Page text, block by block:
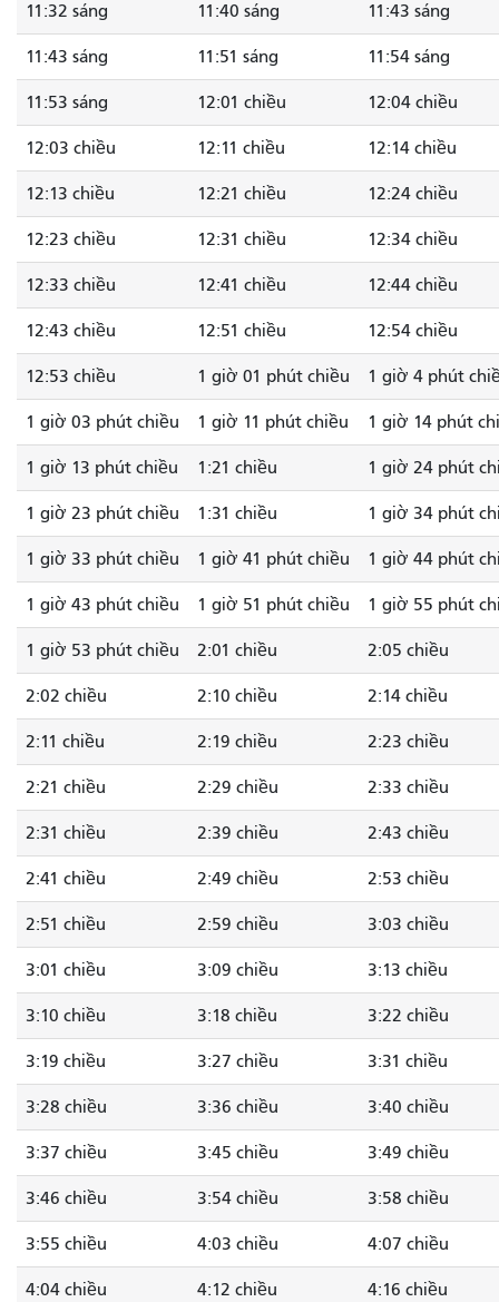
11:32 sáng 11:40 sáng 11:43 sáng
11:43 sáng 11:51 sáng 11:54 sáng
11:53 sáng 12:01 chiều 12:04 chiều
12:03 chiều 12:11 chiều 12:14 chiều
12:13 chiều 12:21 chiều 12:24 chiều
12:23 chiều 12:31 chiều 12:34 chiều
12:33 chiều 12:41 chiều 12:44 chiều
12:43 chiều 12:51 chiều 12:54 chiều
12:53 chiều 1 giờ 01 phút chiều 1 giờ 4 phút
1 giờ 03 phút chiều 1 giờ 11 phút chiều 1 giờ 14 phút
1 giờ 13 phút chiều 1:21 chiều 1 giờ 24 phút
1 giờ 23 phút chiều 1:31 chiều 1 giờ 34 phút
1 giờ 33 phút chiều 1 giờ 41 phút chiều 1 giờ 44 phút
1 giờ 43 phút chiều 1 giờ 51 phút chiều 1 giờ 55 phút
1 giờ 53 phút chiều 2:01 chiều 2:05 chiều
2:02 chiều 2:10 chiều 2:14 chiều
2:11 chiều 2:19 chiều 2:23 chiều
2:21 chiều 2:29 chiều 2:33 chiều
2:31 chiều 2:39 chiều 2:43 chiều
2:41 chiều 2:49 chiều 2:53 chiều
2:51 chiều 2:59 chiều 3:03 chiều
3:01 chiều 3:09 chiều 3:13 chiều
3:10 chiều 3:18 chiều 3:22 chiều
3:19 chiều 3:27 chiều 3:31 chiều
3:28 chiều 3:36 chiều 3:40 chiều
3:37 chiều 3:45 chiều 3:49 chiều
3:46 chiều 3:54 chiều 3:58 chiều
3:55 chiều 4:03 chiều 4:07 chiều
4:04 chiều 4:12 chiều 4:16 chiều